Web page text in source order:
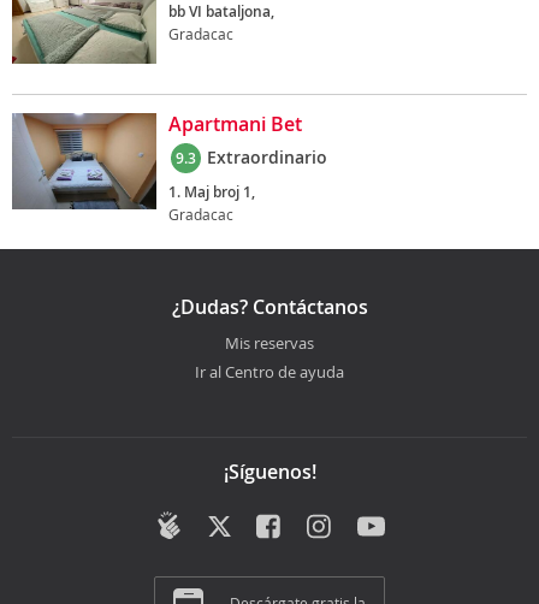
bb VI bataljona,
Gradacac
Apartmani Bet
9.3 Extraordinario
1. Maj broj 1,
Gradacac
¿Dudas? Contáctanos
Mis reservas
Ir al Centro de ayuda
¡Síguenos!